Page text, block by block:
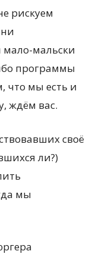
рискуем
мало-мальски
программы
что мы есть и
ждём вас.
своё
ли?)
мы